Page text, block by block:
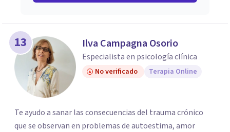
13 Ilva Campagna Osorio
Especialista en psicología clínica
No verificado Terapia Online
Te ayudo a sanar las consecuencias del trauma crónico
que se observan en problemas de autoestima, amor